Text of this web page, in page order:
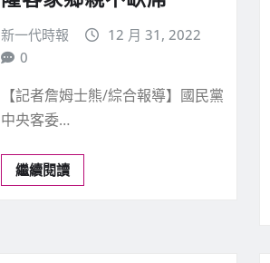
新一代時報
12 月 31, 2022
0
【記者詹姆士熊/綜合報導】國民黨
中央客委…
繼續閱讀